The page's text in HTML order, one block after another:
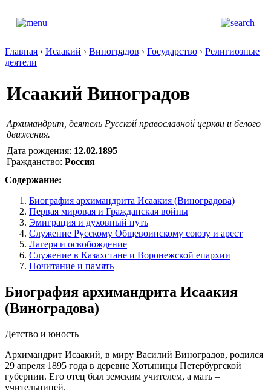
Главная › Исаакий › Виноградов › Государство › Религиозные
деятели
Исаакий Виноградов
Архимандрит, деятель Русской православной церкви и белого
движения.
Дата рождения: 12.02.1895
Гражданство: Россия
Содержание:
Биография архимандрита Исаакия (Виноградова)
Первая мировая и Гражданская войны
Эмиграция и духовный путь
Служение Русскому Общевоинскому союзу и арест
Лагеря и освобождение
Служение в Казахстане и Воронежской епархии
Почитание и память
Биография архимандрита Исаакия
(Виноградова)
Детство и юность
Архимандрит Исаакий, в миру Василий Виноградов, родился
29 апреля 1895 года в деревне Хотыницы Петербургской
губернии. Его отец был земским учителем, а мать –
учительницей.